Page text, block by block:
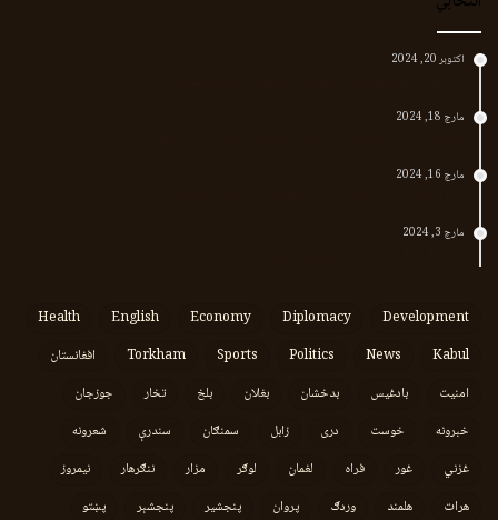
اکتوبر 20, 2024
مارچ 18, 2024
مارچ 16, 2024
مارچ 3, 2024
Development
Diplomacy
Economy
English
Health
Kabul
News
Politics
Sports
Torkham
افغانستان
امنیت
بادغیس بدخشان بغلان بلخ تخار
جوزجان
خبرونه
خوست دری زابل سمنګان سندرې
شعرونه
غزني
غور فراه لغمان لوګر مزار ننګرهار
نیمروز
هرات
هلمند وردګ پروان پنجشیر پنجشېر
پښتو